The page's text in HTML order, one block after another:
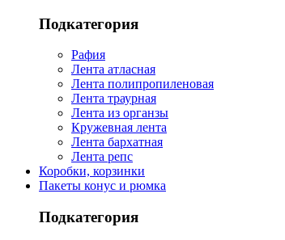
Подкатегория
Рафия
Лента атласная
Лента полипропиленовая
Лента траурная
Лента из органзы
Кружевная лента
Лента бархатная
Лента репс
Коробки, корзинки
Пакеты конус и рюмка
Подкатегория